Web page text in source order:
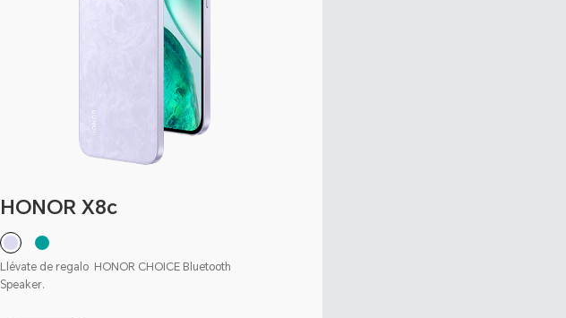
HONOR X8c
Llévate de regalo HONOR CHOICE Bluetooth
Speaker.